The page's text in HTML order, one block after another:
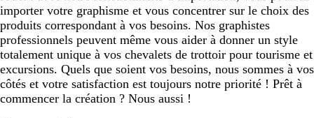
importer votre graphisme et vous concentrer sur le choix des
produits correspondant à vos besoins. Nos graphistes
professionnels peuvent même vous aider à donner un style
totalement unique à vos chevalets de trottoir pour tourisme et
excursions. Quels que soient vos besoins, nous sommes à vos
côtés et votre satisfaction est toujours notre priorité ! Prêt à
commencer la création ? Nous aussi !